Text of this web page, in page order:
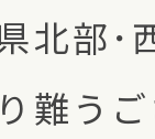
北部･
難う